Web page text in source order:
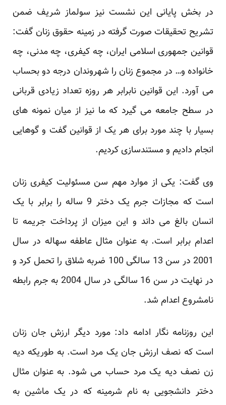
در بخش پایانی این نشست نیز سولماز شریف ضمن
تشریح تحقیقات صورت گرفته در زمینه حقوق زنان گفت:
قوانین جمهوری اسلامی ایران، چه کیفری، چه مدنی، چه
خانواده و… در مجموع زنان را شهروندان درجه دو بحساب
می آورد. این قوانین نابرابر هر روزه تعداد زیادی قربانی
در سطح جامعه می گیرد که ما نیز از میان نمونه های
بسیار با چند مورد برای هر یک از قوانین گفت و گوهایی
انجام دادیم و مستندسازی کردیم.
وی گفت: یکی از موارد مهم سن مسئولیت کیفری زنان
است که مجازات جرم یک دختر 9 ساله را برابر با یک
انسان بالغ می داند و این میزان از پرداخت جریمه تا
اعدام برابر است. به عنوان مثال عاطفه سهاله در سال
2001 در سن 13 سالگی 100 ضربه شلاق را تحمل کرد و
در نهایت در سن 16 سالگی در سال 2004 به جرم رابطه
نامشروع اعدام شد.
این روزنامه نگار ادامه داد: مورد دیگر ارزش جان زنان
است که نصف ارزش جان یک مرد است. به طوریکه دیه
زن نصف دیه یک مرد حساب می شود. به عنوان مثال
دختر دانشجویی به نام شرمینه که در یک ماشین به